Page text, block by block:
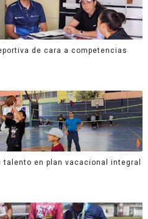
de cara a competencias
en plan vacacional integral